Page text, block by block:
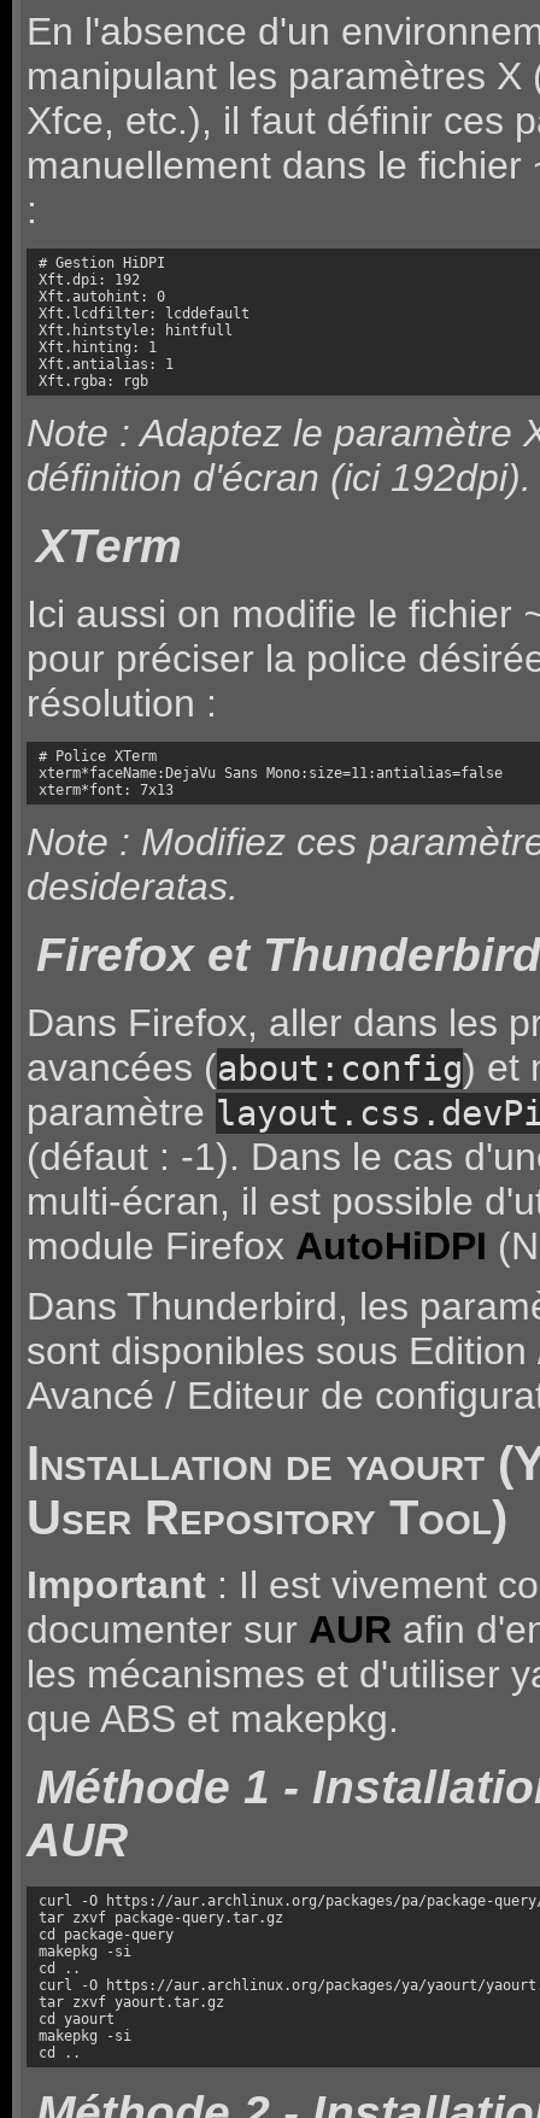
En l'absence d'un
manipulant les paramètres X
Xfce, etc.), il faut définir ces
manuellement dans le fichier
:
# Gestion HiDPI
Xft.dpi: 192
Xft.autohint: 0
Xft.lcdfilter: lcddefault
Xft.hintstyle: hintfull
Xft.hinting: 1
Xft.antialias: 1
Xft.rgba: rgb
Note : Adaptez le paramètre
définition d'écran (ici 192dpi).
XTerm
Ici aussi on modifie le fichier
pour préciser la police
résolution :
# Police XTerm
xterm*faceName:DejaVu Sans Mono:size=11:antialias=false
xterm*font: 7x13
Note : Modifiez ces
desideratas.
Firefox et Thunderbird
Dans Firefox, aller dans les
avancées (about:config) et
paramètre
(défaut : -1). Dans le cas
multi-écran, il est possible
module Firefox AutoHiDPI
Dans Thunderbird, les
sont disponibles sous
Avancé / Editeur de
Installation de yaourt
User Repository Tool)
Important: Il est vivement
documenter sur AUR afin
les mécanismes et d'utiliser
que ABS et makepkg.
Méthode 1 -
AUR
curl -O https://aur.archlinux.org/packages/pa/package-
tar zxvf package-query.tar.gz
cd package-query
makepkg -si
cd ..
curl -O https://aur.archlinux.org/packages/ya/yaourt/
tar zxvf yaourt.tar.gz
cd yaourt
makepkg -si
cd ..